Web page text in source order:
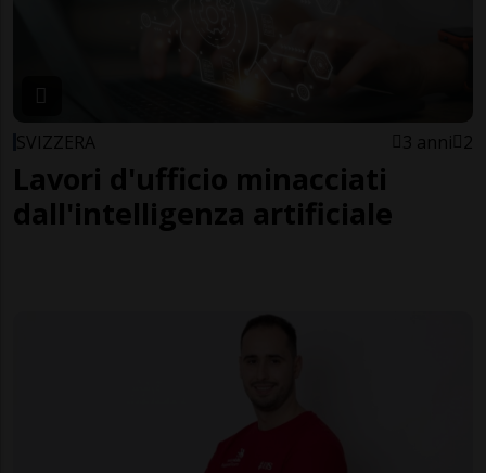
SVIZZERA 3 anni 2
Lavori d'ufficio minacciati
dall'intelligenza artificiale